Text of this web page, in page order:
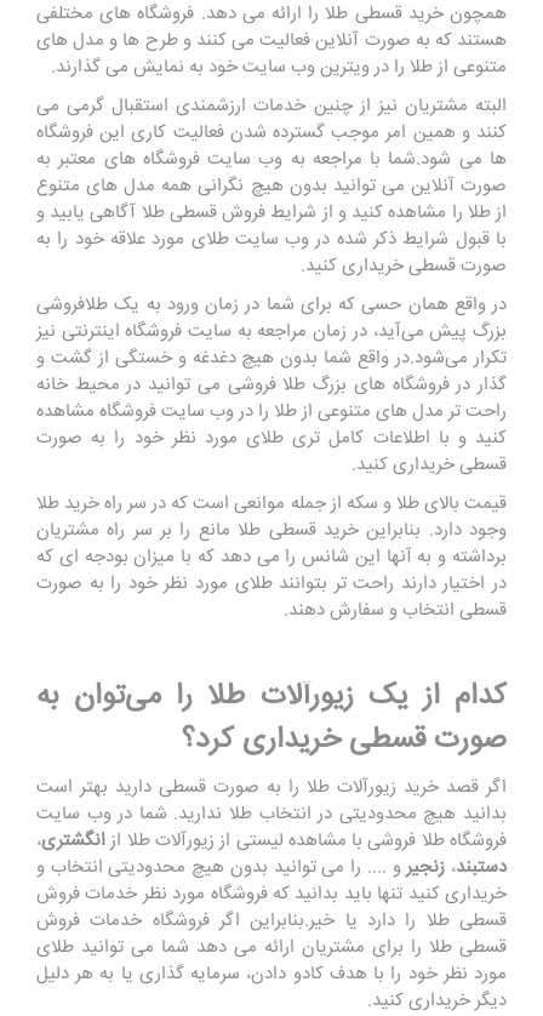
همچون خرید قسطی طلا را ارائه می دهد. فروشگاه های مختلفی
هستند که به صورت آنلاین فعالیت می کنند و طرح ها و مدل های
متنوعی از طلا را در ویترین وب سایت خود به نمایش می گذارند.
البته مشتریان نیز از چنین خدمات ارزشمندی استقبال گرمی می
کنند و همین امر موجب گسترده شدن فعالیت کاری این فروشگاه
ها می شود.شما با مراجعه به وب سایت فروشگاه های معتبر به
صورت آنلاین می توانید بدون هیچ نگرانی همه مدل های متنوع
از طلا را مشاهده کنید و از شرایط فروش قسطی طلا آگاهی یابید و
با قبول شرایط ذکر شده در وب سایت طلای مورد علاقه خود را به
صورت قسطی خریداری کنید.
در واقع همان حسی که برای شما در زمان ورود به یک طلافروشی
بزرگ پیش می‌آید، در زمان مراجعه به سایت فروشگاه اینترنتی نیز
تکرار می‌شود.در واقع شما بدون هیچ دغدغه و خستگی از گشت و
گذار در فروشگاه های بزرگ طلا فروشی می توانید در محیط خانه
راحت تر مدل های متنوعی از طلا را در وب سایت فروشگاه مشاهده
کنید و با اطلاعات کامل تری طلای مورد نظر خود را به صورت
قسطی خریداری کنید.
قیمت بالای طلا و سکه از جمله موانعی است که در سر راه خرید طلا
وجود دارد. بنابراین خرید قسطی طلا مانع را بر سر راه مشتریان
برداشته و به آنها این شانس را می دهد که با میزان بودجه ای که
در اختیار دارند راحت تر بتوانند طلای مورد نظر خود را به صورت
قسطی انتخاب و سفارش دهند.
کدام از یک زیورآلات طلا را می‌توان به
صورت قسطی خریداری کرد؟
اگر قصد خرید زیورآلات طلا را به صورت قسطی دارید بهتر است
بدانید هیچ محدودیتی در انتخاب طلا ندارید. شما در وب سایت
فروشگاه طلا فروشی با مشاهده لیستی از زیورآلات طلا ازانگشتری،
دستبند، زنجیر و .... را می توانید بدون هیچ محدودیتی انتخاب و
خریداری کنید تنها باید بدانید که فروشگاه مورد نظر خدمات فروش
قسطی طلا را دارد یا خیر.بنابراین اگر فروشگاه خدمات فروش
قسطی طلا را برای مشتریان ارائه می دهد شما می توانید طلای
مورد نظر خود را با هدف کادو دادن، سرمایه گذاری یا به هر دلیل
دیگر خریداری کنید.